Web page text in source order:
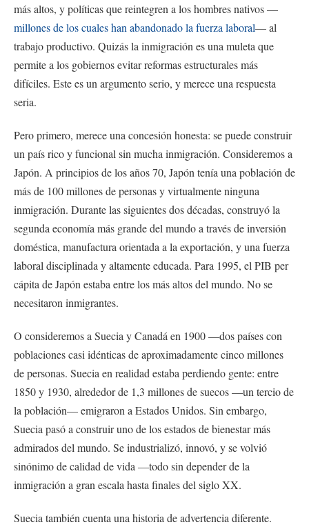
más altos, y políticas que reintegren a los hombres nativos —
millones de los cuales han abandonado la fuerza laboral— al
trabajo productivo. Quizás la inmigración es una muleta que
permite a los gobiernos evitar reformas estructurales más
difíciles. Este es un argumento serio, y merece una respuesta
seria.
Pero primero, merece una concesión honesta: se puede construir
un país rico y funcional sin mucha inmigración. Consideremos a
Japón. A principios de los años 70, Japón tenía una población de
más de 100 millones de personas y virtualmente ninguna
inmigración. Durante las siguientes dos décadas, construyó la
segunda economía más grande del mundo a través de inversión
doméstica, manufactura orientada a la exportación, y una fuerza
laboral disciplinada y altamente educada. Para 1995, el PIB per
cápita de Japón estaba entre los más altos del mundo. No se
necesitaron inmigrantes.
O consideremos a Suecia y Canadá en 1900 —dos países con
poblaciones casi idénticas de aproximadamente cinco millones
de personas. Suecia en realidad estaba perdiendo gente: entre
1850 y 1930, alrededor de 1,3 millones de suecos —un tercio de
la población— emigraron a Estados Unidos. Sin embargo,
Suecia pasó a construir uno de los estados de bienestar más
admirados del mundo. Se industrializó, innovó, y se volvió
sinónimo de calidad de vida —todo sin depender de la
inmigración a gran escala hasta finales del siglo XX.
Suecia también cuenta una historia de advertencia diferente.